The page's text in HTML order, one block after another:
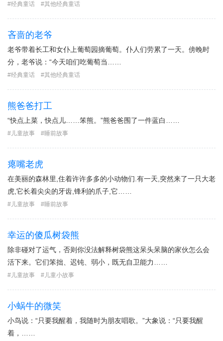
经典童话 其他经典童话
吝啬的老爷
老爷带着长工和女仆上葡萄园摘葡萄。仆人们劳累了一天。傍晚时
分，老爷说：“今天咱们吃葡萄当……
经典童话 其他经典童话
熊爸爸打工
“快点上菜，快点儿……笨熊。”熊爸爸围了一件蓝白……
儿童故事 睡前故事
瘪嘴老虎
在美丽的森林里,住着许许多多的小动物们.有一天,突然来了一只大老
虎,它长着尖尖的牙齿,锋利的爪子,它……
儿童故事 睡前故事
幸运的傻瓜树袋熊
除非碰对了运气，否则你没法解释树袋熊这呆头呆脑的家伙怎么会
活下来。它们笨拙、迟钝、弱小，既无自卫能力……
儿童故事 儿童小故事
小蜗牛的微笑
小鸟说：“只要我醒着，我随时为朋友唱歌。”大象说：“只要我醒
着，……